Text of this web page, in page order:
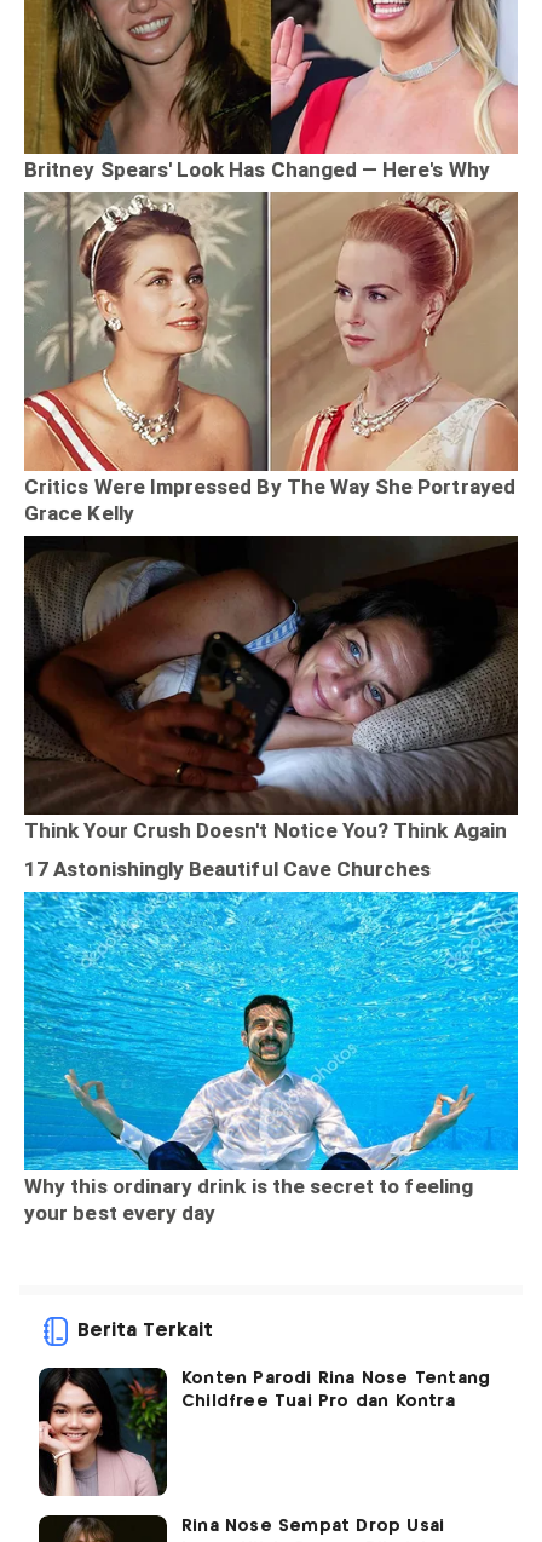
Berita Terkait
Konten Parodi Rina Nose Tentang
Childfree Tuai Pro dan Kontra
Rina Nose Sempat Drop Usai